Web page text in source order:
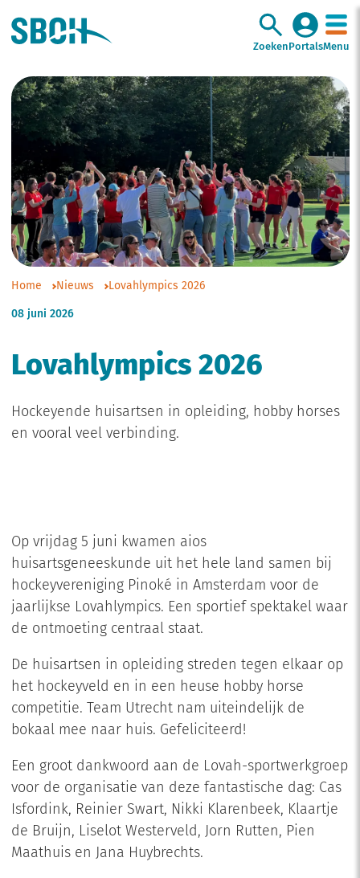
Zoeken PortalsMenu
Home Nieuws Lovahlympics 2026
08 juni 2026
Lovahlympics 2026
Hockeyende huisartsen in opleiding, hobby horses
en vooral veel verbinding.
Op vrijdag 5 juni kwamen aios
huisartsgeneeskunde uit het hele land samen bij
hockeyvereniging Pinoké in Amsterdam voor de
jaarlijkse Lovahlympics. Een sportief spektakel waar
de ontmoeting centraal staat.
De huisartsen in opleiding streden tegen elkaar op
het hockeyveld en in een heuse hobby horse
competitie. Team Utrecht nam uiteindelijk de
bokaal mee naar huis. Gefeliciteerd!
Een groot dankwoord aan de Lovah-sportwerkgroep
voor de organisatie van deze fantastische dag: Cas
Isfordink, Reinier Swart, Nikki Klarenbeek, Klaartje
de Bruijn, Liselot Westerveld, Jorn Rutten, Pien
Maathuis en Jana Huybrechts.